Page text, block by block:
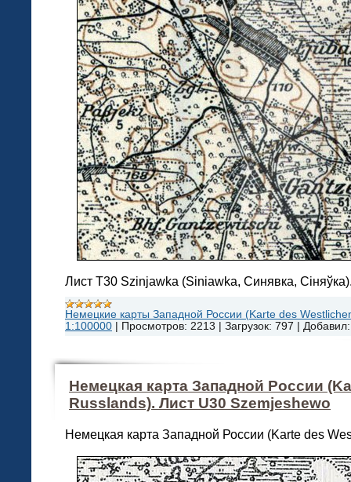
Лист T30 Szinjawka (Siniawka, Синявка,
Немецкие карты Западной России (Karte des
1:100000
Просмотров: 2213 Загрузок: 797 Добавил:
Немецкая карта Западной России
Russlands). Лист U30 Szemjeshewo
Немецкая карта Западной России (Karte des